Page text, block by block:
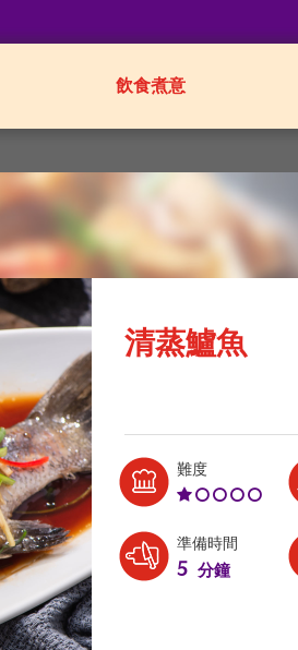
飲食煮意
清蒸鱸魚
難度Level:
準備時間
5 分鐘